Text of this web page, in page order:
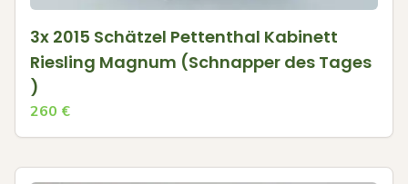
3x 2015 Schätzel Pettenthal Kabinett
Riesling Magnum (Schnapper des Tages
)
260 €